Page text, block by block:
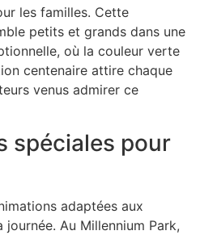
les familles. Cette
petits et grands dans une
où la couleur verte
centenaire attire chaque
venus admirer ce
spéciales pour
adaptées aux
Au Millennium Park,